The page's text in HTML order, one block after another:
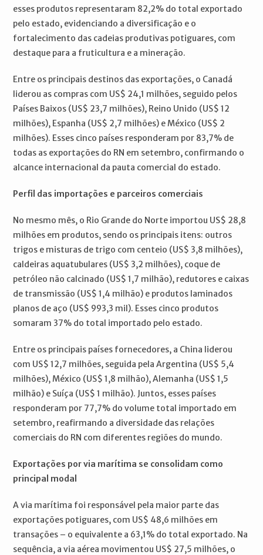
esses produtos representaram 82,2% do total exportado
pelo estado, evidenciando a diversificação e o
fortalecimento das cadeias produtivas potiguares, com
destaque para a fruticultura e a mineração.
Entre os principais destinos das exportações, o Canadá
liderou as compras com US$ 24,1 milhões, seguido pelos
Países Baixos (US$ 23,7 milhões), Reino Unido (US$ 12
milhões), Espanha (US$ 2,7 milhões) e México (US$ 2
milhões). Esses cinco países responderam por 83,7% de
todas as exportações do RN em setembro, confirmando o
alcance internacional da pauta comercial do estado.
Perfil das importações e parceiros comerciais
No mesmo mês, o Rio Grande do Norte importou US$ 28,8
milhões em produtos, sendo os principais itens: outros
trigos e misturas de trigo com centeio (US$ 3,8 milhões),
caldeiras aquatubulares (US$ 3,2 milhões), coque de
petróleo não calcinado (US$ 1,7 milhão), redutores e caixas
de transmissão (US$ 1,4 milhão) e produtos laminados
planos de aço (US$ 993,3 mil). Esses cinco produtos
somaram 37% do total importado pelo estado.
Entre os principais países fornecedores, a China liderou
com US$ 12,7 milhões, seguida pela Argentina (US$ 5,4
milhões), México (US$ 1,8 milhão), Alemanha (US$ 1,5
milhão) e Suíça (US$ 1 milhão). Juntos, esses países
responderam por 77,7% do volume total importado em
setembro, reafirmando a diversidade das relações
comerciais do RN com diferentes regiões do mundo.
Exportações por via marítima se consolidam como
principal modal
A via marítima foi responsável pela maior parte das
exportações potiguares, com US$ 48,6 milhões em
transações – o equivalente a 63,1% do total exportado. Na
sequência, a via aérea movimentou US$ 27,5 milhões, o